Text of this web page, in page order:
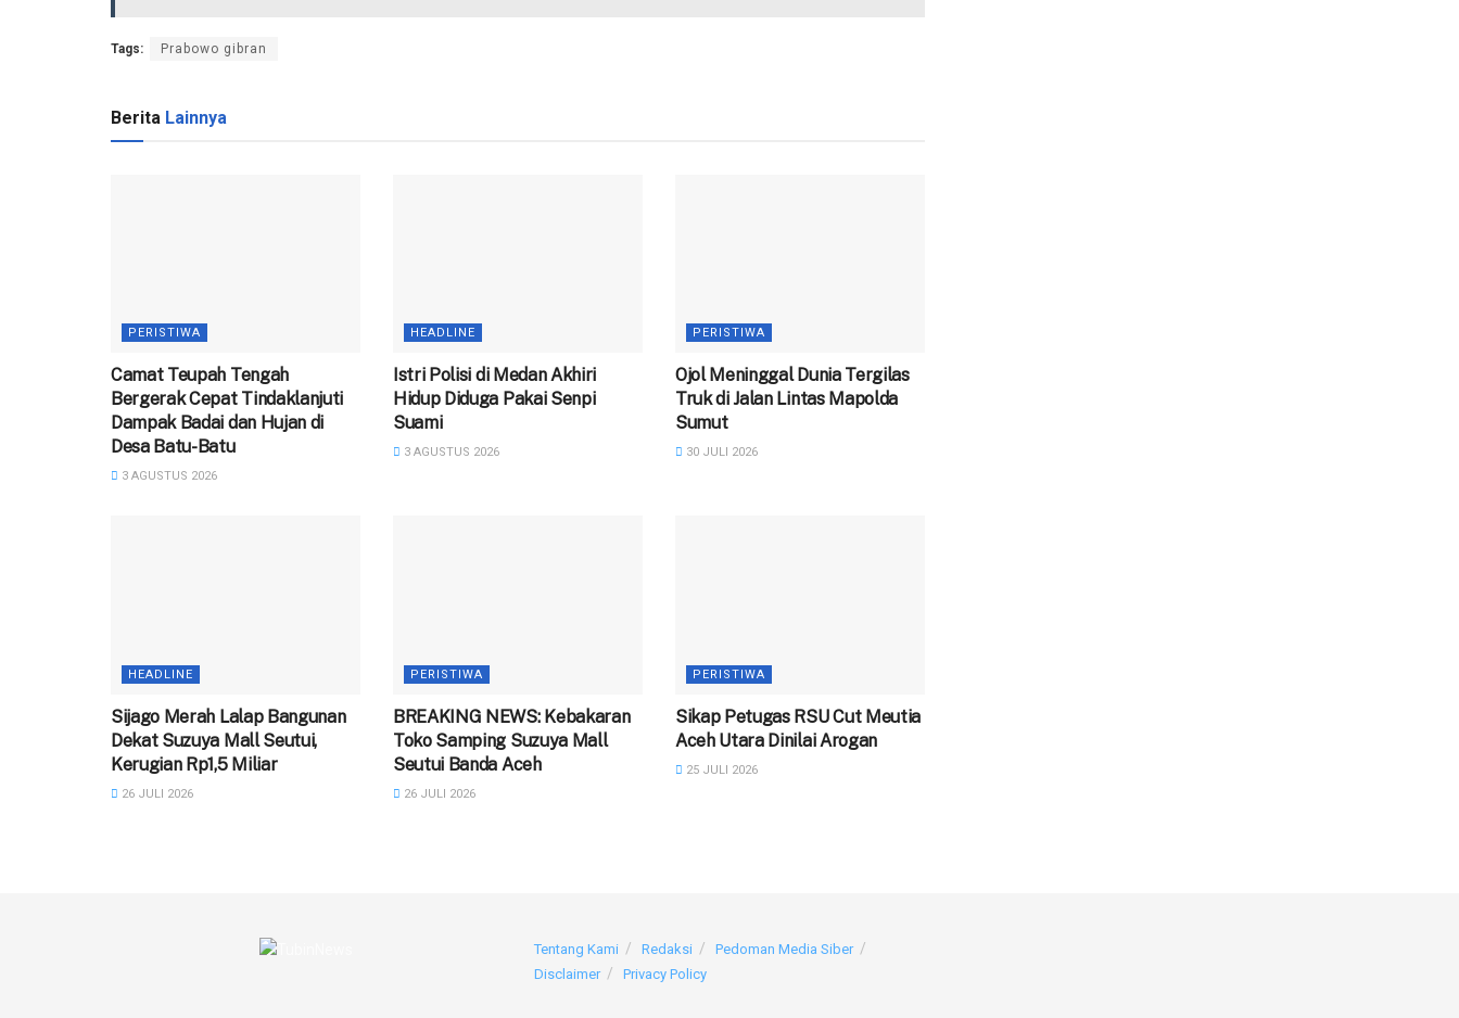
Tags: Prabowo gibran
Berita Lainnya
PERISTIWA
Camat Teupah Tengah
Bergerak Cepat Tindaklanjuti
Dampak Badai dan Hujan di
Desa Batu-Batu
3 AGUSTUS 2026
HEADLINE
‎Istri Polisi di Medan Akhiri
Hidup Diduga Pakai Senpi
Suami
3 AGUSTUS 2026
PERISTIWA
Ojol Meninggal Dunia Tergilas
Truk di Jalan Lintas Mapolda
Sumut
30 JULI 2026
HEADLINE
Sijago Merah Lalap Bangunan
Dekat Suzuya Mall Seutui,
Kerugian Rp1,5 Miliar
26 JULI 2026
PERISTIWA
BREAKING NEWS: Kebakaran
Toko Samping Suzuya Mall
Seutui Banda Aceh
26 JULI 2026
PERISTIWA
‎Sikap Petugas RSU Cut Meutia
Aceh Utara Dinilai Arogan
25 JULI 2026
Tentang Kami Redaksi
Pedoman Media Siber
Disclaimer
Privacy Policy